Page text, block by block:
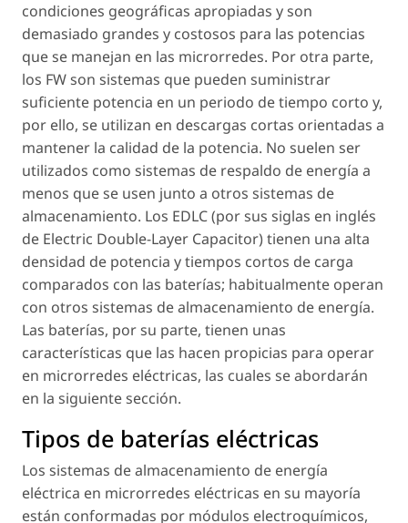
condiciones geográficas apropiadas y son
demasiado grandes y costosos para las potencias
que se manejan en las microrredes. Por otra parte,
los FW son sistemas que pueden suministrar
suficiente potencia en un periodo de tiempo corto y,
por ello, se utilizan en descargas cortas orientadas a
mantener la calidad de la potencia. No suelen ser
utilizados como sistemas de respaldo de energía a
menos que se usen junto a otros sistemas de
almacenamiento. Los EDLC (por sus siglas en inglés
de Electric Double-Layer Capacitor) tienen una alta
densidad de potencia y tiempos cortos de carga
comparados con las baterías; habitualmente operan
con otros sistemas de almacenamiento de energía.
Las baterías, por su parte, tienen unas
características que las hacen propicias para operar
en microrredes eléctricas, las cuales se abordarán
en la siguiente sección.
Tipos de baterías eléctricas
Los sistemas de almacenamiento de energía
eléctrica en microrredes eléctricas en su mayoría
están conformadas por módulos electroquímicos,